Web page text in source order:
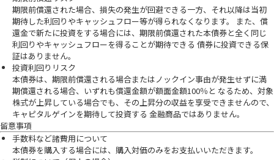
期限前償還された場合、損失の発生が回避できる一方、それ以降は当初
期待した利回りやキャッシュフロー等が得られなくなります。 また、償
還金で新たに投資をする場合には、期限前償還された本債券と全く同じ
利回りやキャッシュフローを得ることが期待できる 債券に投資できる保
証はありません。
投資利回りリスク
本債券は、期限前償還される場合またはノックイン事由が発生せずに満
期償還される場合、いずれも償還金額が額面金額100％と なるため、対象
株式が上昇している場合でも、その上昇分の収益を享受できませんので、
キャピタルゲインを期待して投資する 金融商品ではありません。
留意事項
手数料など諸費用について
本債券を購入する場合には、購入対価のみをお支払いいただきます。